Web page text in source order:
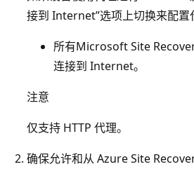
接到 Internet”选项上切换来配置
所有Microsoft Site
连接到 Internet。
注意
仅支持 HTTP 代理。
确保允许和从 Azure Site